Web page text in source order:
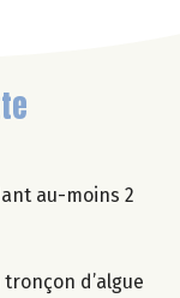
au-moins 2
d’algue